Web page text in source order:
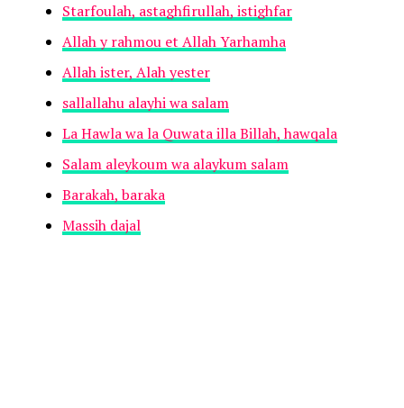
Starfoulah, astaghfirullah, istighfar
Allah y rahmou et Allah Yarhamha
Allah ister, Alah yester
sallallahu alayhi wa salam
La Hawla wa la Quwata illa Billah, hawqala
Salam aleykoum wa alaykum salam
Barakah, baraka
Massih dajal